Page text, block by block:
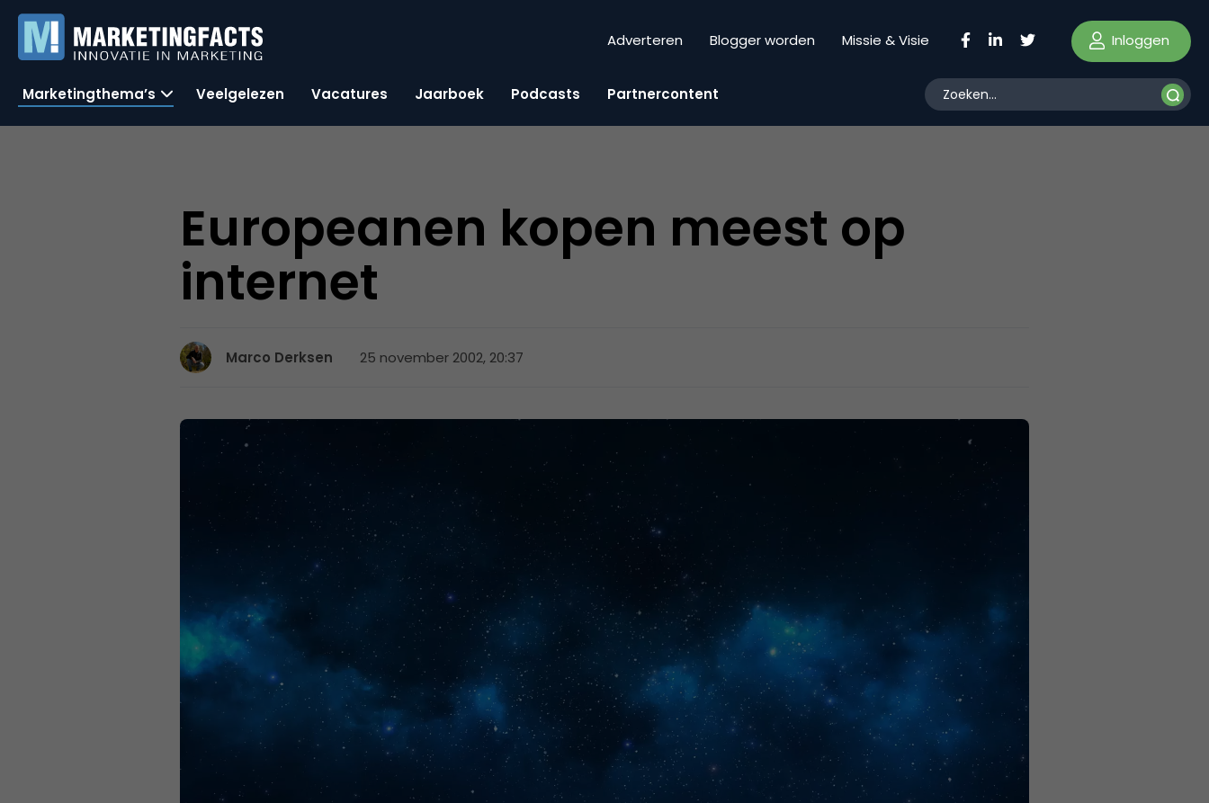
Adverteren Blogger worden Missie & Visie Inloggen
Marketingthema’s Veelgelezen Vacatures Jaarboek Podcasts Partnercontent
Europeanen kopen meest op
internet
Marco Derksen 25 november 2002, 20:37